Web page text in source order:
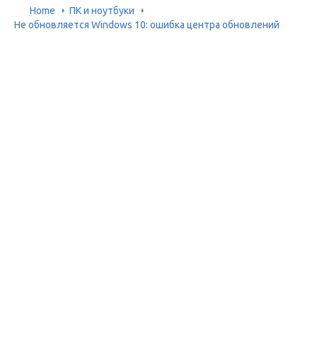
Home
ПК и ноутбуки
Не обновляется Windows 10: ошибка центра обновлений